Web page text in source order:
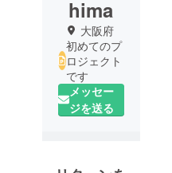
hima
大阪府
初めてのプ
ロジェクト
です
メッセー
ジを送る